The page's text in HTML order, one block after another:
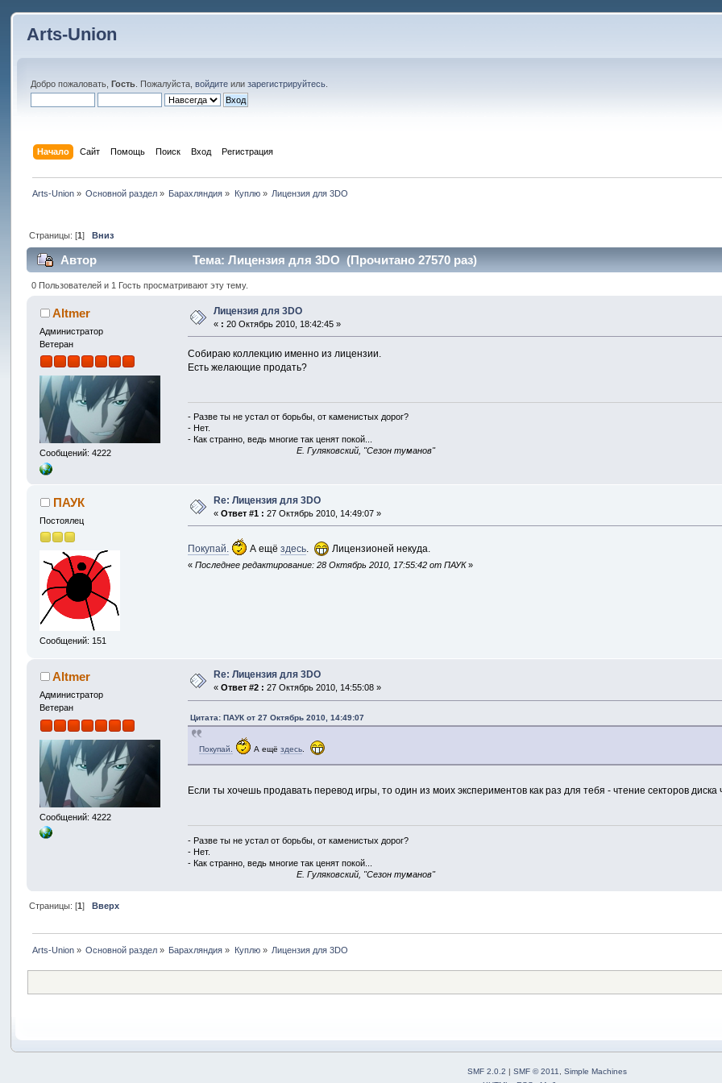
Arts-Union
Добро пожаловать,Гость . Пожалуйста,войдите илизарегистрируйтесь
Начало Сайт Помощь Поиск Вход Регистрация
Arts-Union» Основной раздел » Барахляндия » Куплю» Лицензия для 3DO
Страницы: [1] Вниз
Автор Тема: Лицензия для 3DO (Прочитано 27570 раз)
0 Пользователей и 1 Гость просматривают эту тему.
Altmer
Администратор
Ветеран
Сообщений: 4222
Лицензия для 3DO
« : 20 Октябрь 2010, 18:42:45 »
Собираю коллекцию именно из лицензии.
Есть желающие продать?
- Разве ты не устал от борьбы, от каменистых дорог?
- Нет.
- Как странно, ведь многие так ценят покой...
E. Гуляковский, "Сезон туманов"
ПАУК
Постоялец
Сообщений: 151
Re: Лицензия для 3DO
«Ответ #1 : 27 Октябрь 2010, 14:49:07 »
Покупай. А ещёздесь Лицензионей некуда.
«Последнее редактирование: 28 Октябрь 2010, 17:55:42 от ПАУК»
Altmer
Администратор
Ветеран
Сообщений: 4222
Re: Лицензия для 3DO
«Ответ #2 : 27 Октябрь 2010, 14:55:08 »
Цитата: ПАУК от 27 Октябрь 2010, 14:49:07
Покупай. А ещёздесь.
Если ты хочешь продавать перевод игры, то один из моих экспериментов как раз для тебя - чтение секторов диска
- Разве ты не устал от борьбы, от каменистых дорог?
- Нет.
- Как странно, ведь многие так ценят покой...
E. Гуляковский, "Сезон туманов"
Страницы: [1] Вверх
Arts-Union» Основной раздел » Барахляндия » Куплю» Лицензия для 3DO
SMF 2.0.2 |SMF © 2011 ,Simple Machines